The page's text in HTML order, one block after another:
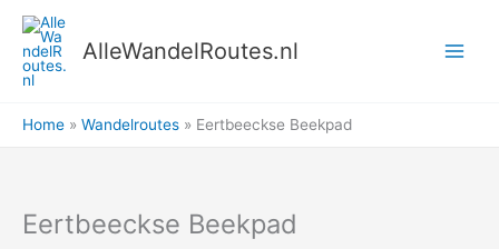
naar
inhoud
AlleWandelRoutes.nl
Home Wandelroutes Eertbeeckse Beekpad
Eertbeeckse Beekpad